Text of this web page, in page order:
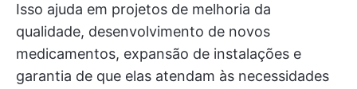
Isso ajuda em projetos de melhoria da
qualidade, desenvolvimento de novos
medicamentos, expansão de instalações e
garantia de que elas atendam às necessidades